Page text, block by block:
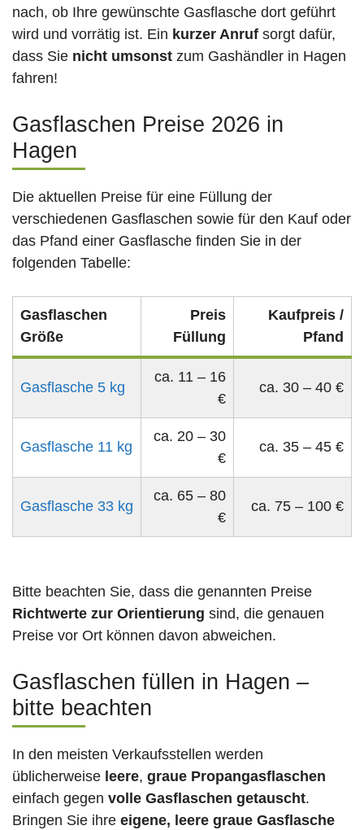
nach, ob Ihre gewünschte Gasflasche dort geführt
wird und vorrätig ist. Ein kurzer Anruf sorgt dafür,
dass Sie nicht umsonst zum Gashändler in Hagen
fahren!
Gasflaschen Preise 2026 in
Hagen
Die aktuellen Preise für eine Füllung der
verschiedenen Gasflaschen sowie für den Kauf oder
das Pfand einer Gasflasche finden Sie in der
folgenden Tabelle:
Gasflaschen
Größe
Preis
Füllung
Kaufpreis /
Pfand
Gasflasche 5 kg
ca. 11 – 16
€
ca. 30 – 40 €
Gasflasche 11 kg
ca. 20 – 30
€
ca. 35 – 45 €
Gasflasche 33 kg
ca. 65 – 80
€
ca. 75 – 100 €
Bitte beachten Sie, dass die genannten Preise
Richtwerte zur Orientierung sind, die genauen
Preise vor Ort können davon abweichen.
Gasflaschen füllen in Hagen –
bitte beachten
In den meisten Verkaufsstellen werden
üblicherweise leere, graue Propangasflaschen
einfach gegen volle Gasflaschen getauscht.
Bringen Sie ihre eigene, leere graue Gasflasche